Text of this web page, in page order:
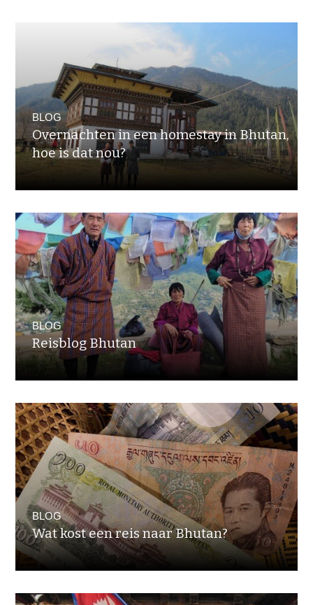
BLOG
Overnachten in een homestay in Bhutan,
hoe is dat nou?
BLOG
Reisblog Bhutan
BLOG
Wat kost een reis naar Bhutan?